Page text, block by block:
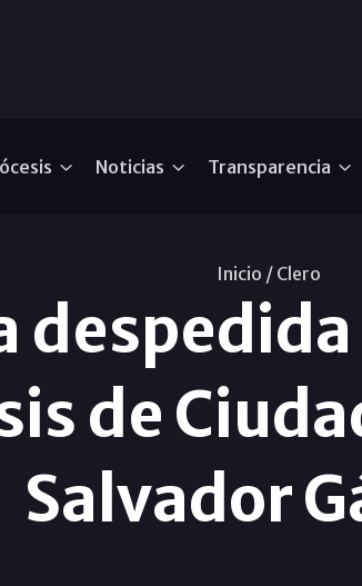
Noticias Transparencia
Inicio / Clero
despedida
de
Salvador